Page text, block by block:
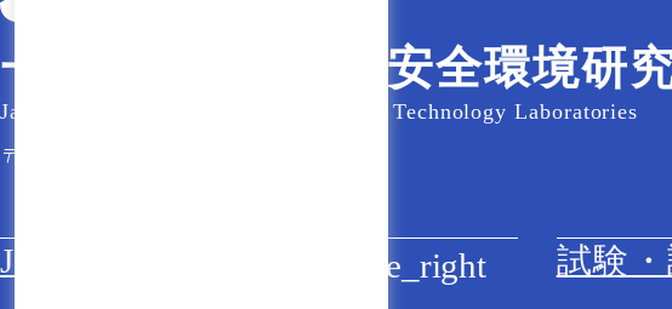
一般財団法人電気安全環境研
Japan Electrical Safety & Environment Technology Laboratories
〒151-8545 東京都渋谷区代々木5-14-12
JETについて 試験